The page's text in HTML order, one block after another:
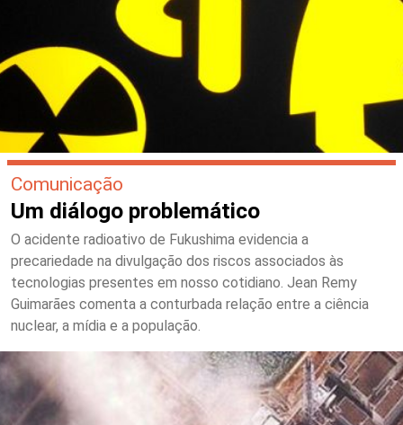
Comunicação
Um diálogo problemático
O acidente radioativo de Fukushima evidencia a
precariedade na divulgação dos riscos associados às
tecnologias presentes em nosso cotidiano. Jean Remy
Guimarães comenta a conturbada relação entre a ciência
nuclear, a mídia e a população.